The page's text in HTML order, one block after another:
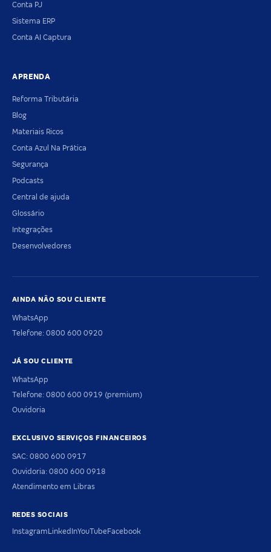
Conta PJ
Sistema ERP
Conta AI Captura
APRENDA
Reforma Tributária
Blog
Materiais Ricos
Conta Azul Na Prática
Segurança
Podcasts
Central de ajuda
Glossário
Integrações
Desenvolvedores
AINDA NÃO SOU CLIENTE
WhatsApp
Telefone: 0800 600 0920
JÁ SOU CLIENTE
WhatsApp
Telefone: 0800 600 0919 (premium)
Ouvidoria
EXCLUSIVO SERVIÇOS FINANCEIROS
SAC: 0800 600 0917
Ouvidoria: 0800 600 0918
Atendimento em Libras
REDES SOCIAIS
InstagramLinkedInYouTubeFacebook